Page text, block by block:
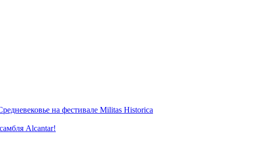
на фестивале Militas Historica
Alcantar!